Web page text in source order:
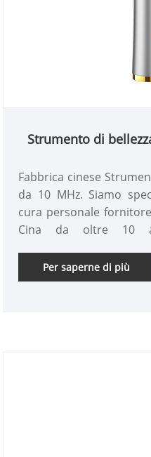
Strumento di
Fabbrica cinese
da 10 MHz. Siamo
cura personale
Cina da oltre 10
diverse funzioni di
team di sviluppo. Non
Per saperne di più